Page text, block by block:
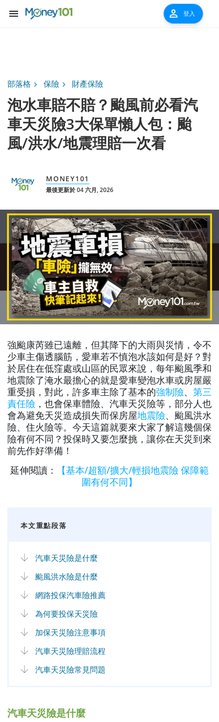
menu person 登入
部落格 保險 財產保險
泡水車賠不賠？颱風前必看汽
車天災險3大保單懶人包：颱
風/洪水/地震理賠一次看
MONEY101
最後更新於 04 六月, 2026
強颱康芮雖已遠離，但其降下的大雨與災情，令不
少車主傷透腦筋，愛車若不慎泡水該如何是好？對
於居住在低窪處或山區的民眾來說，每年颱風季和
地震除了淹水最擔心的就是愛車變泡水車或房屋嚴
重受損，對此，許多車主除了基本的強制險、 第三
責任險 ，也會保車體險、汽車天災險等，部分人也
會為避免天災造成損失而保房屋地震險、颱風洪水
險、住火險等。今天這篇就要來大家了解這幾個保
險有何不同？投保時又要怎麼挑，讓你在天災到來
前先作好準備！
延伸閱讀：
【基本/超額/擴大/輕損地震險 保障範
圍有何不同】
本文重點段落
汽車天災險是什麼
颱風洪水險是什麼
網路投保汽車險推薦
為何要投保天災險
加保天災險注意事項
汽車天災險理賠流程
汽車天災險常見問題
汽車天災險是什麼